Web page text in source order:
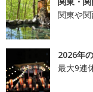
関東や
2026年
最大9連